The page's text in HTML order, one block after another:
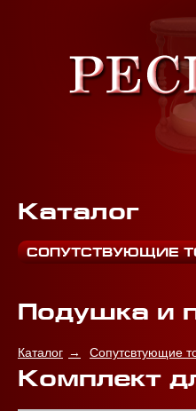
Каталог
СОПУТСТВУЮЩИЕ
Подушка и
Каталог Сопутсвтующие
Комплект